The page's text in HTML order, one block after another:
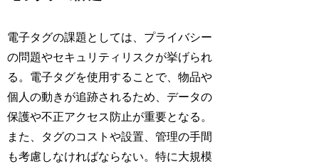
電子タグの課題としては、プライバシー
の問題やセキュリティリスクが挙げられ
る。電子タグを使用することで、物品や
個人の動きが追跡されるため、データの
保護や不正アクセス防止が重要となる。
また、タグのコストや設置、管理の手間
も考慮しなければならない。特に大規模